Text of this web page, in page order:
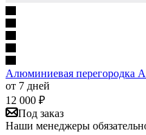
Алюминиевая перегородка
от 7 дней
12 000 ₽
Под заказ
Наши менеджеры